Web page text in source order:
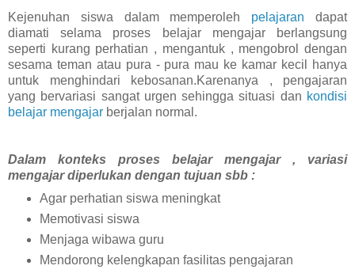
Kejenuhan siswa dalam memperoleh pelajaran dapat
diamati selama proses belajar mengajar berlangsung
seperti kurang perhatian , mengantuk , mengobrol dengan
sesama teman atau pura - pura mau ke kamar kecil hanya
untuk menghindari kebosanan.Karenanya , pengajaran
yang bervariasi sangat urgen sehingga situasi dan kondisi
belajar mengajar berjalan normal.
Dalam konteks proses belajar mengajar , variasi
mengajar diperlukan dengan tujuan sbb :
Agar perhatian siswa meningkat
Memotivasi siswa
Menjaga wibawa guru
Mendorong kelengkapan fasilitas pengajaran